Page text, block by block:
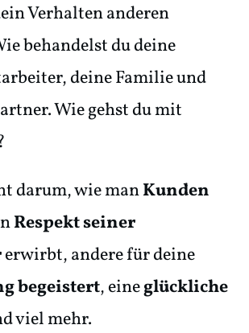
Verhalten anderen
behandelst du deine
deine Familie und
Wie gehst du mit
darum, wie manKunden
Respekt seiner
erwirbt, andere für deine
begeistert, eineglückliche
viel mehr.